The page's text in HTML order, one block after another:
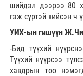
шийдэл дээрээ 80
гэж сүртэй хийсэн ч
УИХ-ын гишүүн
-Бид түүхий
Түүхий нүүрсээ
хавдрын тоо